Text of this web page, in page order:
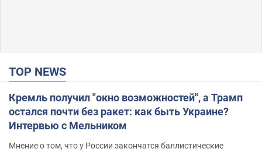
TOP NEWS
Кремль получил "окно возможностей", а Трамп
остался почти без ракет: как быть Украине?
Интервью с Мельником
Мнение о том, что у России закончатся баллистические